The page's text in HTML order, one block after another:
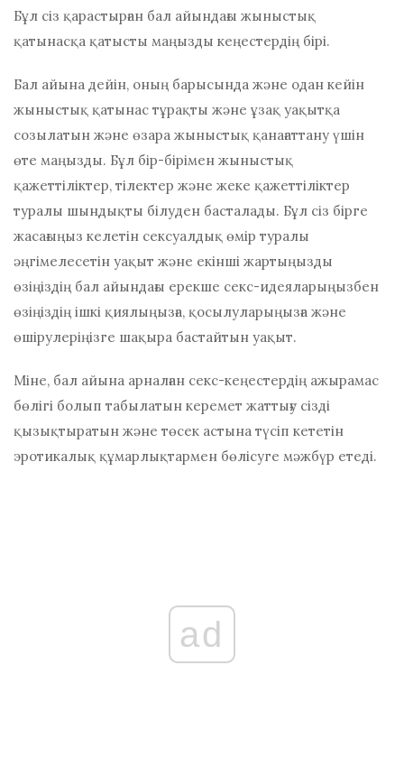
Бұл сіз қарастырған бал айындағы жыныстық
қатынасқа қатысты маңызды кеңестердің бірі.
Бал айына дейін, оның барысында және одан кейін
жыныстық қатынас тұрақты және ұзақ уақытқа
созылатын және өзара жыныстық қанағаттану үшін
өте маңызды. Бұл бір-бірімен жыныстық
қажеттіліктер, тілектер және жеке қажеттіліктер
туралы шындықты білуден басталады. Бұл сіз бірге
жасағыңыз келетін сексуалдық өмір туралы
әңгімелесетін уақыт және екінші жартыңызды
өзіңіздің бал айындағы ерекше секс-идеяларыңызбен
өзіңіздің ішкі қиялыңызға, қосылуларыңызға және
өшірулеріңізге шақыра бастайтын уақыт.
Міне, бал айына арналған секс-кеңестердің ажырамас
бөлігі болып табылатын керемет жаттығу сізді
қызықтыратын және төсек астына түсіп кететін
эротикалық құмарлықтармен бөлісуге мәжбүр етеді.
ad